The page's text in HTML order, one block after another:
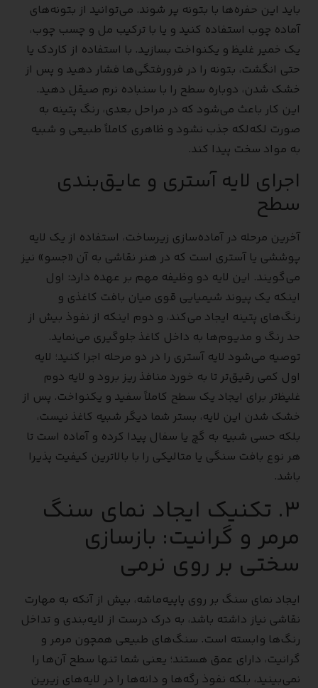
باید این حفره‌ها با بتونه پر شوند. می‌توانید از بتونه‌های
آماده چوب استفاده کنید و یا با ترکیب مل و چسب چوب،
یک خمیر غلیظ و یکنواخت بسازید. با استفاده از کاردک یا
حتی انگشت، بتونه را در فرورفتگی‌ها فشار دهید و پس از
خشک شدن، دوباره سطح را با سنباده نرم صیقل دهید.
این کار باعث می‌شود که در مراحل بعدی، رنگ پتینه به
صورت لکه‌لکه جذب نشود و ظاهری کاملاً طبیعی و شبیه
به مواد سخت پیدا کند.
اجرای لایه آستری و عایق‌بندی
سطح
آخرین مرحله در آماده‌سازی زیرساخت، استفاده از یک لایه
پوششی یا آستری است که در هنر نقاشی به آن «جسو» نیز
می‌گویند. این لایه دو وظیفه مهم بر عهده دارد: اول
اینکه یک پیوند شیمیایی قوی میان بافت کاغذی و
رنگ‌های پتینه ایجاد می‌کند، و دوم اینکه از نفوذ بیش از
حد رنگ و مدیوم‌ها به داخل کاغذ جلوگیری می‌نماید.
توصیه می‌شود لایه آستری را در دو مرحله اجرا کنید؛ لایه
اول کمی رقیق‌تر تا به خورد منافذ ریز برود و لایه دوم
غلیظ‌تر برای ایجاد یک سطح کاملاً سفید و یکنواخت. پس از
خشک شدن این لایه، بستر شما دیگر شبیه کاغذ نیست،
بلکه حسی شبیه به گچ یا سفال پیدا کرده و آماده است تا
هر نوع بافت سنگی یا متالیکی را با بالاترین کیفیت پذیرا
باشد.
۳. تکنیک ایجاد نمای سنگ
مرمر و گرانیت: بازسازی
سختی بر روی نرمی
ایجاد نمای سنگ بر روی پاپیه‌ماشه، بیش از آنکه به مهارت
نقاشی نیاز داشته باشد، به درک درست از لایه‌بندی و تداخل
رنگ‌ها وابسته است. سنگ‌های طبیعی همچون مرمر و
گرانیت، دارای عمق هستند؛ یعنی شما تنها سطح آن‌ها را
نمی‌بینید، بلکه نفوذ رگه‌ها و دانه‌ها را در لایه‌های زیرین